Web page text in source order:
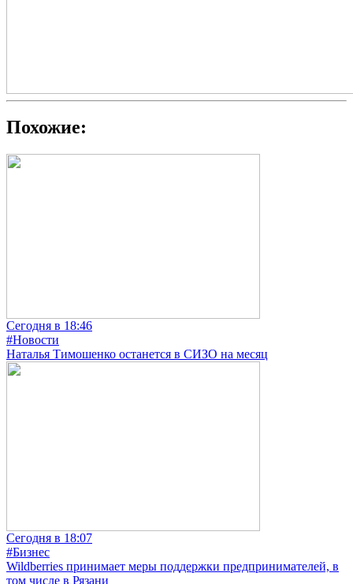
Похожие:
Сегодня в 18:46
#Новости
Наталья Тимошенко останется в СИЗО на месяц
Сегодня в 18:07
#Бизнес
Wildberries принимает меры поддержки предпринимателей, в
том числе в Рязани